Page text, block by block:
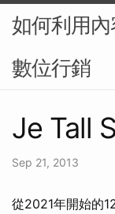
如何利用
數位行銷
Je Tall
Sep 21, 2013
從2021年開始的